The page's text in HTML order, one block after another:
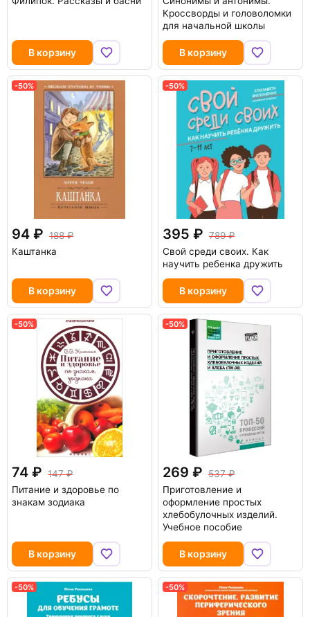
В корзину
Кроссворды и головоломки
для начальной школы
В корзину
-50%
94
188
Каштанка
В корзину
-50%
395
789
Свой среди своих. Как
научить ребенка дружить
В корзину
-50%
74
147
Питание и здоровье по
знакам зодиака
В корзину
-50%
269
537
Приготовление и
оформление простых
хлебобулочных изделий.
Учебное пособие
В корзину
-50% -50%